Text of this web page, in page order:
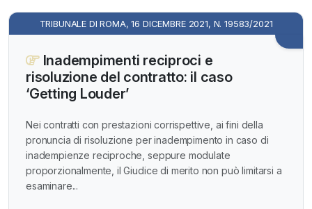
TRIBUNALE DI ROMA, 16 DICEMBRE 2021, N. 19583/2021
Inadempimenti reciproci e
risoluzione del contratto: il caso
‘Getting Louder’
Nei contratti con prestazioni corrispettive, ai fini della
pronuncia di risoluzione per inadempimento in caso di
inadempienze reciproche, seppure modulate
proporzionalmente, il Giudice di merito non può limitarsi a
esaminare...